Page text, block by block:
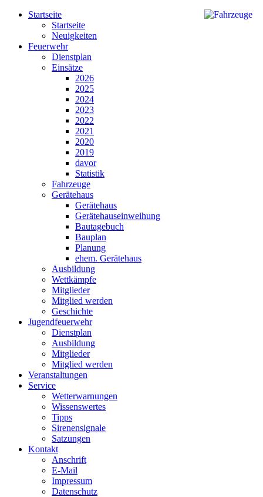
Startseite
Startseite
Neuigkeiten
Feuerwehr
Dienstplan
Einsätze
2026
2025
2024
2023
2022
2021
2020
2019
davor
Statistik
Fahrzeuge
Gerätehaus
Gerätehaus
Gerätehauseinweihung
Bautagebuch
Bauplan
Planung
ehem. Gerätehaus
Ausbildung
Wettkämpfe
Mitglieder
Mitglied werden
Geschichte
Jugendfeuerwehr
Dienstplan
Ausbildung
Mitglieder
Mitglied werden
Veranstaltungen
Service
Wetterwarnungen
Wissenswertes
Tipps
Sirenensignale
Satzungen
Kontakt
Anschrift
E-Mail
Impressum
Datenschutz